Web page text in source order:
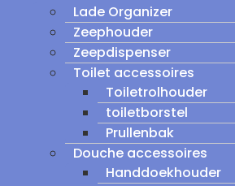
Lade Organizer
Zeephouder
Zeepdispenser
Toilet accessoires
Toiletrolhouder
toiletborstel
Prullenbak
Douche accessoires
Handdoekhouder